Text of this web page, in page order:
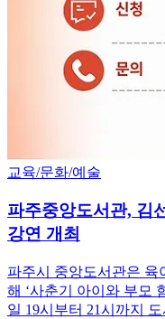
교육/문화/예술
파주중앙도서관, 김
강연 개최
파주시 중앙도서관은 육
해 ‘사춘기 아이와 부모
일 19시부터 21시까지